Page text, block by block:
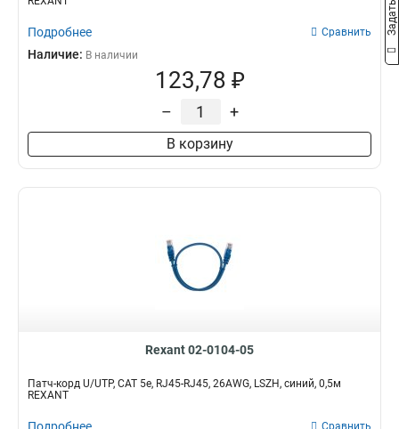
Подробнее Сравнить
Наличие: В наличии
123,78 ₽
– +
В корзину
Rexant 02-0104-05
Патч-корд U/UTP, CAT 5e, RJ45-RJ45, 26AWG, LSZH, синий, 0,5м
REXANT
Сравнить